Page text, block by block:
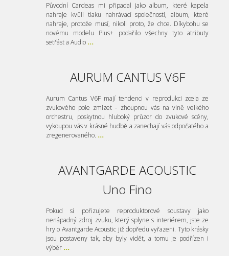
Původní Cardeas mi připadal jako album, které kapela
nahraje kvůli tlaku nahrávací společnosti, album, které
nahraje, protože musí, nikoli proto, že chce. Díkybohu se
novému modelu Plus+ podařilo všechny tyto atributy
setřást a Audio ...
AURUM CANTUS V6F
Aurum Cantus V6F mají tendenci v reprodukci zcela ze
zvukového pole zmizet - zhoupnou vás na vlně velkého
orchestru, poskytnou hluboký průzor do zvukové scény,
vykoupou vás v krásné hudbě a zanechají vás odpočatého a
zregenerovaného. ...
AVANTGARDE ACOUSTIC
Uno Fino
Pokud si pořizujete reproduktorové soustavy jako
nenápadný zdroj zvuku, který splyne s interiérem, jste ze
hry o Avantgarde Acoustic již dopředu vyřazeni. Tyto krásky
jsou postaveny tak, aby byly vidět, a tomu je podřízen i
výběr ...